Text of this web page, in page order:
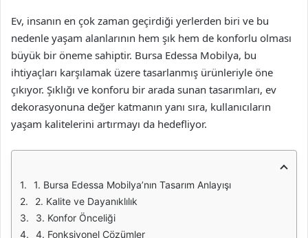
Ev, insanın en çok zaman geçirdiği yerlerden biri ve bu
nedenle yaşam alanlarının hem şık hem de konforlu olması
büyük bir öneme sahiptir. Bursa Edessa Mobilya, bu
ihtiyaçları karşılamak üzere tasarlanmış ürünleriyle öne
çıkıyor. Şıklığı ve konforu bir arada sunan tasarımları, ev
dekorasyonuna değer katmanın yanı sıra, kullanıcıların
yaşam kalitelerini artırmayı da hedefliyor.
1. Bursa Edessa Mobilya’nın Tasarım Anlayışı
2. Kalite ve Dayanıklılık
3. Konfor Önceliği
4. Fonksiyonel Çözümler